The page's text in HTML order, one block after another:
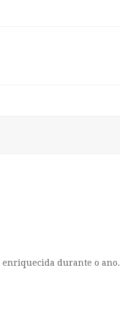
enriquecida durante o ano.